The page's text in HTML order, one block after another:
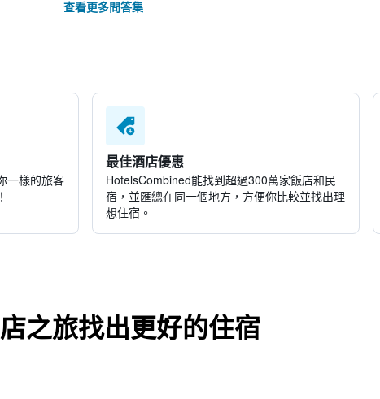
查看更多問答集
一樣的旅客
最佳酒店優惠
HotelsCombined​能找到超過300萬家飯店和民
宿，並匯總在同一個地方，方便你比較並找出理
想住宿。
之旅找出更好的住宿